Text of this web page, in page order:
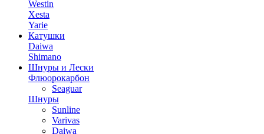
Westin
Xesta
Yarie
Катушки
Daiwa
Shimano
Шнуры и Лески
Флюорокарбон
Seaguar
Шнуры
Sunline
Varivas
Daiwa